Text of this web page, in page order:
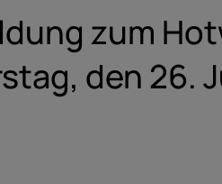
zum
den 26.